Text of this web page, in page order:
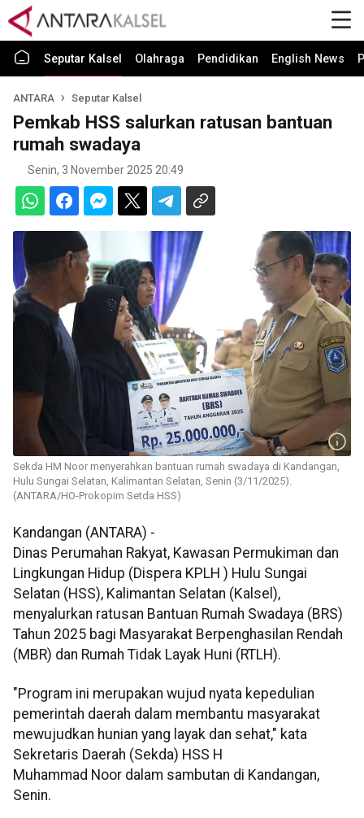
Seputar Kalsel Olahraga Pendidikan English News
ANTARA Seputar Kalsel
Pemkab HSS salurkan ratusan bantuan
rumah swadaya
Senin, 3 November 2025 20:49
Sekda HM Noor menyerahkan bantuan rumah swadaya di Kandangan,
Hulu Sungai Selatan, Kalimantan Selatan, Senin (3/11/2025).
(ANTARA/HO-Prokopim Setda HSS)
Kandangan (ANTARA) -
Dinas Perumahan Rakyat, Kawasan Permukiman dan
Lingkungan Hidup (Dispera KPLH ) Hulu Sungai
Selatan (HSS), Kalimantan Selatan (Kalsel),
menyalurkan ratusan Bantuan Rumah Swadaya (BRS)
Tahun 2025 bagi Masyarakat Berpenghasilan Rendah
(MBR) dan Rumah Tidak Layak Huni (RTLH).
"Program ini merupakan wujud nyata kepedulian
pemerintah daerah dalam membantu masyarakat
mewujudkan hunian yang layak dan sehat," kata
Sekretaris Daerah (Sekda) HSS H
Muhammad Noor dalam sambutan di Kandangan,
Senin.